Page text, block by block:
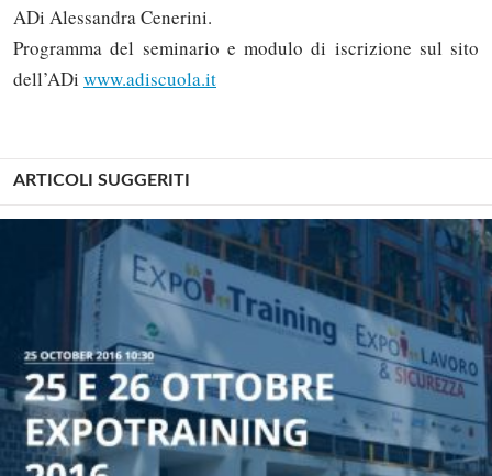
ADi Alessandra Cenerini.
Programma del seminario e modulo di iscrizione sul sito
dell’ADi www.adiscuola.it
ARTICOLI SUGGERITI